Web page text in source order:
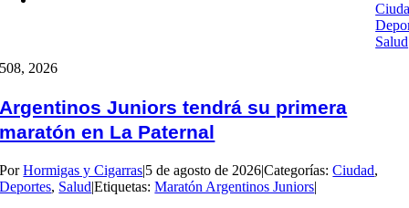
Salud
508, 2026
Argentinos Juniors tendrá su primera
maratón en La Paternal
PorHormigas y Cigarras|5 de agosto de 2026|Categorías:Ciudad,
Deportes, Salud|Etiquetas:Maratón Argentinos Juniors|